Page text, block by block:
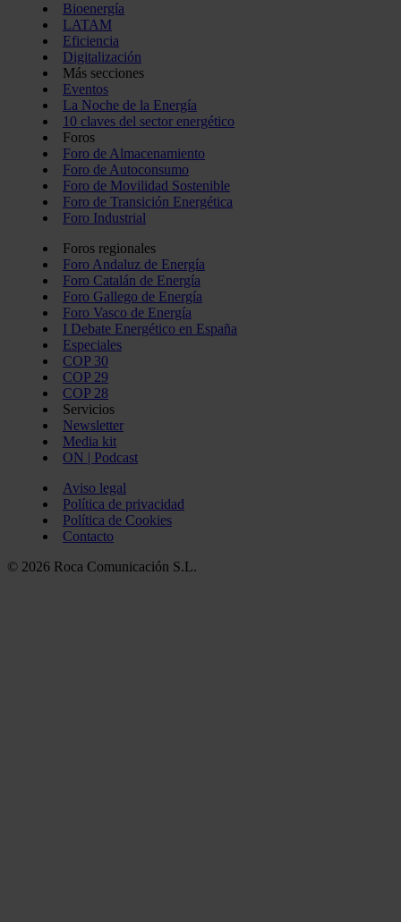
Bioenergía
LATAM
Eficiencia
Digitalización
Más secciones
Eventos
La Noche de la Energía
10 claves del sector energético
Foros
Foro de Almacenamiento
Foro de Autoconsumo
Foro de Movilidad Sostenible
Foro de Transición Energética
Foro Industrial
Foros regionales
Foro Andaluz de Energía
Foro Catalán de Energía
Foro Gallego de Energía
Foro Vasco de Energía
I Debate Energético en España
Especiales
COP 30
COP 29
COP 28
Servicios
Newsletter
Media kit
ON | Podcast
Aviso legal
Política de privacidad
Política de Cookies
Contacto
© 2026 Roca Comunicación S.L.